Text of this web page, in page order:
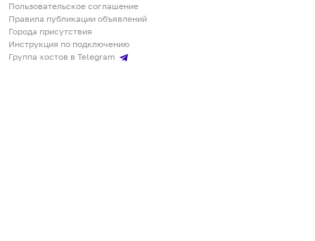
Пользовательское соглашение
Правила публикации объявлений
Города присутствия
Инструкция по подключению
Группа хостов в Telegram